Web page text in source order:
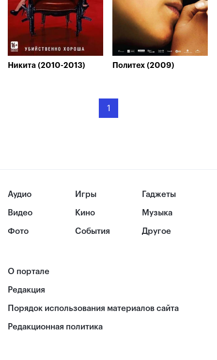
Никита (2010-2013) Политех (2009)
1
Аудио
Видео
Фото
Игры
Кино
События
Гаджеты
Музыка
Другое
О портале
Редакция
Порядок использования материалов сайта
Редакционная политика